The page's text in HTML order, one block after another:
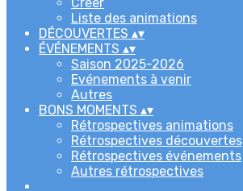
Liste des animations
DÉCOUVERTES ▴▾
ÉVÉNEMENTS ▴▾
Saison 2025-2026
Evénements à venir
Autres
BONS MOMENTS ▴▾
Rétrospectives animations
Rétrospectives découvertes
Rétrospectives événements
Autres rétrospectives